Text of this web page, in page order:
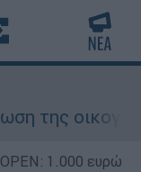
1.000 ευρώ